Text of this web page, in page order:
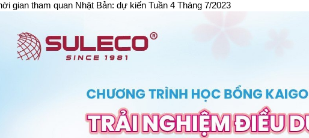
gian tham quan Nhật Bản: dự kiến Tuần 4 Tháng 7/2023